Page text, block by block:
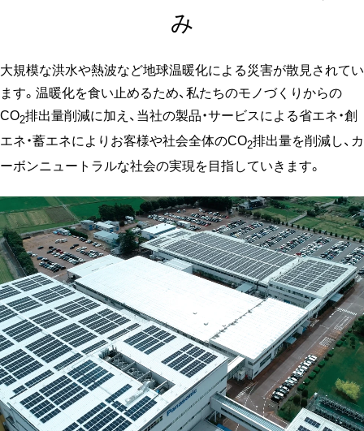
み
大規模な洪水や熱波など地球温暖化による災害が散見されてい
ます。温暖化を食い止めるため、私たちのモノづくりからの
CO2排出量削減に加え、当社の製品・サービスによる省エネ・創
エネ・蓄エネによりお客様や社会全体のCO2排出量を削減し、カ
ーボンニュートラルな社会の実現を目指していきます。